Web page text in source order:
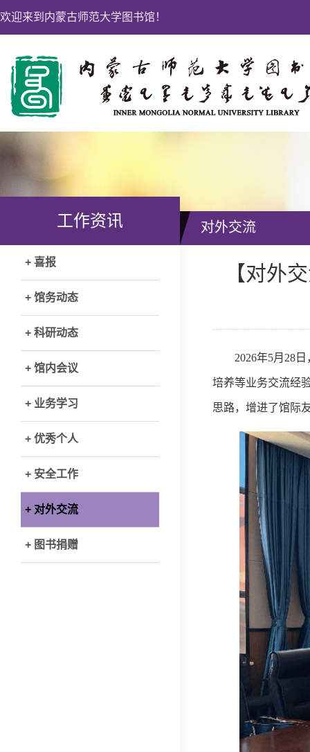
欢迎来到内蒙古师范大学图书馆！
工作资讯
+ 喜报
+ 馆务动态
+ 科研动态
+ 馆内会议
+ 业务学习
+ 优秀个人
+ 安全工作
+ 对外交流
+ 图书捐赠
对外交流
【对外
2026年5月28
培养等业务交流经
思路，增进了馆际